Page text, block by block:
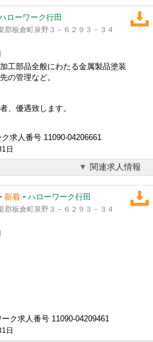
ローワーク行田
郡板倉町泉野３－６２９３－３４
工部品全般にわたる金属製品塗装
の管理など。
、優遇致します。
求人番号 11090-04206661
日
関連求人情報
新着 - ハローワーク行田
郡板倉町泉野３－６２９３－３４
ク求人番号 11090-04209461
日